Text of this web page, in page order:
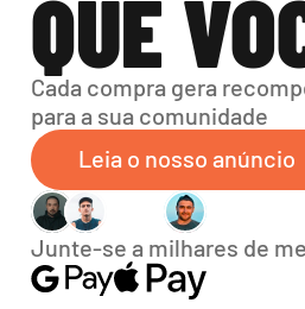
QUE
Cada compra gera
para a sua comunidade
Leia o nosso anúncio
Junte-se a milhares de